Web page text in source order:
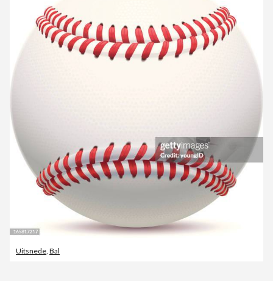
Uitsnede, Bal